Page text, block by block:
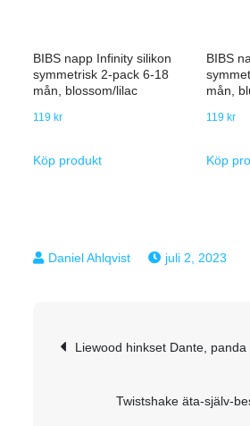
BIBS napp Infinity silikon
symmetrisk 2-pack 6-18
mån, blossom/lilac
119 kr
Köp produkt
BIBS
mån,
119 kr
Köp
juli 2, 2023
Liewood hinkset Dante,
Twistshake äta-själv-